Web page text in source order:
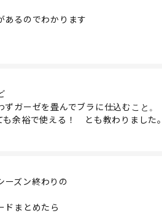
あるのでわかります
ガーゼを畳んでブラに仕込むこと。
も余裕で使える！ とも教わりました。
ーズン終わりの
ドまとめたら